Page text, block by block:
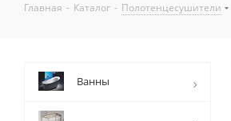
Главная - Каталог - Полотенцесушители
Ванны